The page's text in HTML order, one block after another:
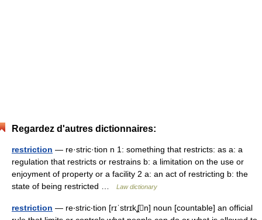
Regardez d'autres dictionnaires:
restriction — re·stric·tion n 1: something that restricts: as a: a
regulation that restricts or restrains b: a limitation on the use or
enjoyment of property or a facility 2 a: an act of restricting b: the
state of being restricted …
Law dictionary
restriction — re‧stric‧tion [rɪˈstrɪkʆn] noun [countable] an official